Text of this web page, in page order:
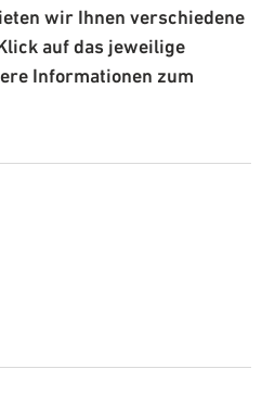
wir Ihnen verschiedene
auf das jeweilige
Informationen zum